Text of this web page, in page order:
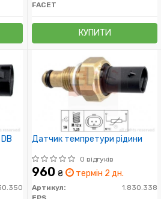
FACET
КУПИТИ
Датчик темпретури рідини
0 відгуків
960 ₴ термін 2 дн.
Артикул:
1.830.338